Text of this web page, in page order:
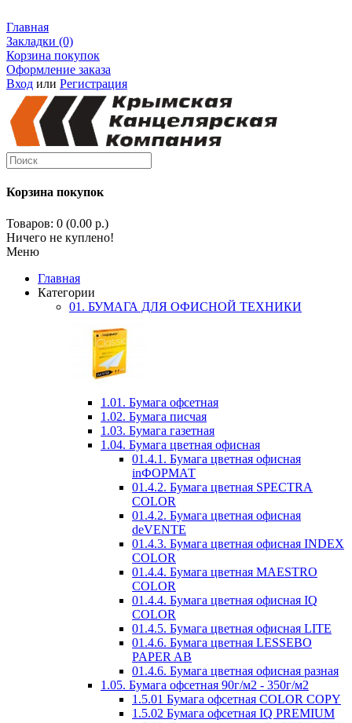
Главная
Закладки (0)
Корзина покупок
Оформление заказа
Вход или Регистрация
Корзина покупок
Товаров: 0 (0.00 р.)
Ничего не куплено!
Меню
Главная
Категории
01. БУМАГА ДЛЯ ОФИСНОЙ ТЕХНИКИ
1.01. Бумага офсетная
1.02. Бумага писчая
1.03. Бумага газетная
1.04. Бумага цветная офисная
01.4.1. Бумага цветная офисная
inФОРМАТ
01.4.2. Бумага цветная SPECTRA
COLOR
01.4.2. Бумага цветная офисная
deVENTE
01.4.3. Бумага цветная офисная INDEX
COLOR
01.4.4. Бумага цветная MAESTRO
COLOR
01.4.4. Бумага цветная офисная IQ
COLOR
01.4.5. Бумага цветная офисная LITE
01.4.6. Бумага цветная LESSEBO
PAPER AB
01.4.6. Бумага цветная офисная разная
1.05. Бумага офсетная 90г/м2 - 350г/м2
1.5.01 Бумага офсетная COLOR COPY
1.5.02 Бумага офсетная IQ PREMIUM